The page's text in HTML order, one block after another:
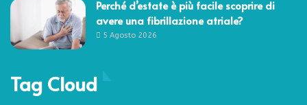
Perché d’estate è più facile scoprire di
avere una fibrillazione atriale?
5 Agosto 2026
Tag Cloud